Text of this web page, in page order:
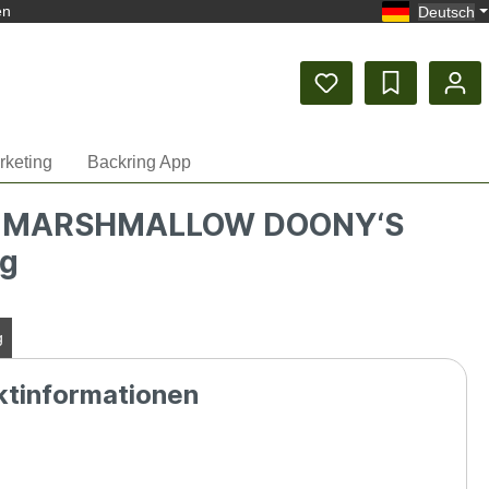
Deutsch
Backring App
DOONY‘S